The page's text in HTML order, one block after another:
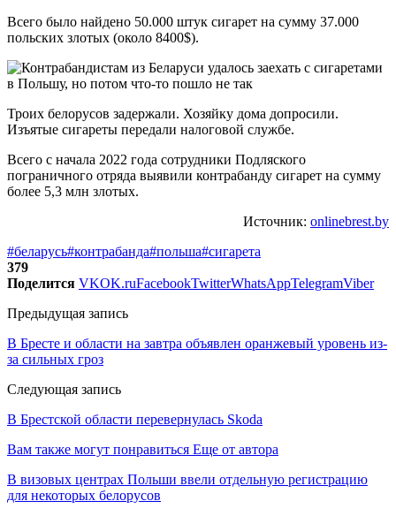
Всего было найдено 50.000 штук сигарет на сумму 37.000
польских злотых (около 8400$).
Троих белорусов задержали. Хозяйку дома допросили.
Изъятые сигареты передали налоговой службе.
Всего с начала 2022 года сотрудники Подляского
пограничного отряда выявили контрабанду сигарет на сумму
более 5,3 млн злотых.
Источник: onlinebrest.by
#беларусь#контрабанда#польша#сигарета
379
Поделится VKOK.ruFacebookTwitterWhatsAppTelegramViber
Предыдущая запись
В Бресте и области на завтра объявлен оранжевый уровень из-
за сильных гроз
Следующая запись
В Брестской области перевернулась Skoda
Вам также могут понравиться Еще от автора
В визовых центрах Польши ввели отдельную регистрацию
для некоторых белорусов